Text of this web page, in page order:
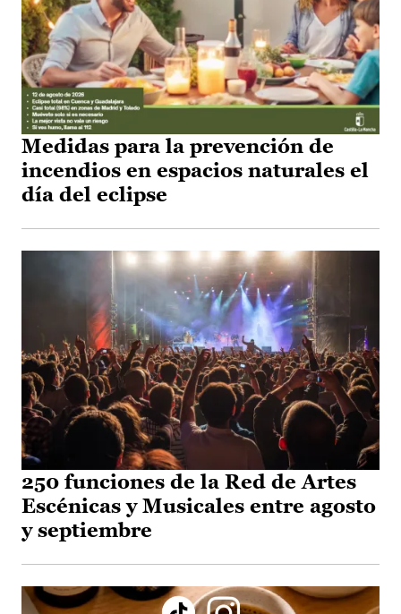
Medidas para la prevención de
incendios en espacios naturales el
día del eclipse
250 funciones de la Red de Artes
Escénicas y Musicales entre agosto
y septiembre